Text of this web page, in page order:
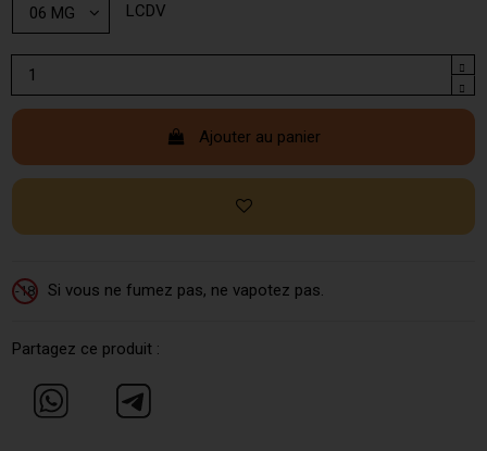
LCDV
Ajouter au panier
-18 Si vous ne fumez pas, ne vapotez pas.
Partagez ce produit :